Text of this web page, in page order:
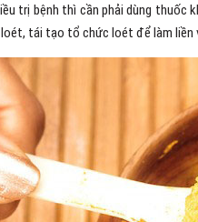
trị bệnh thì cần phải dùng thuốc
tái tạo tổ chức loét để làm liền